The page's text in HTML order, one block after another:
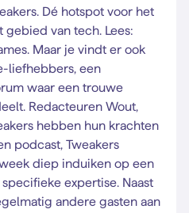
Dé hotspot voor het
gebied van tech. Lees:
Maar je vindt er ook
liefhebbers, een
waar een trouwe
Redacteuren Wout,
hebben hun krachten
podcast, Tweakers
diep induiken op een
expertise. Naast
andere gasten aan